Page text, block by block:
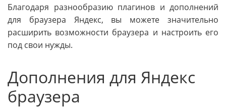
Благодаря разнообразию плагинов и дополнений
для браузера Яндекс, вы можете значительно
расширить возможности браузера и настроить его
под свои нужды.
Дополнения для Яндекс
браузера